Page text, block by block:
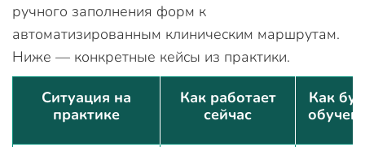
ручного заполнения форм к
автоматизированным клиническим маршрутам.
Ниже — конкретные кейсы из практики.
Ситуация на
практике
Как работает
сейчас
Как